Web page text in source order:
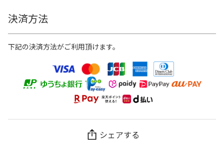
決済方法
下記の決済方法がご利用頂けます。
シェアする